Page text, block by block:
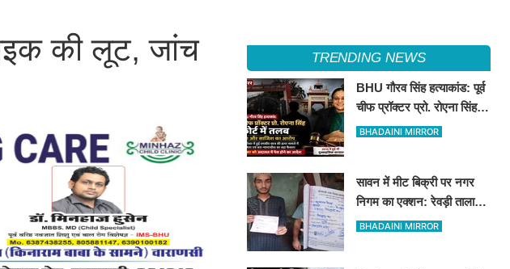
की लूट, जांच
TRENDING NEWS
BHU गौरव सिंह हत्याकांड: पूर्व
चीफ प्रॉक्टर प्रो. रोएना सिंह
कोर्ट में तलब
BHADAINI MIRROR
सावन में मीट बिक्री पर नगर
निगम का एक्शन: रेवड़ी तालाब
और पितरकुंडा में 4 दुकानों पर
BHADAINI MIRROR